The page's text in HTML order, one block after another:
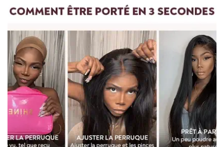
cheveux avant de les mesurer. Etirez doucement les cheveux
perruque jusqu'à l'extrémité des cheveux.
Pour toute question, n'hésitez pas à nous contacter :
vip@shinehair.fr